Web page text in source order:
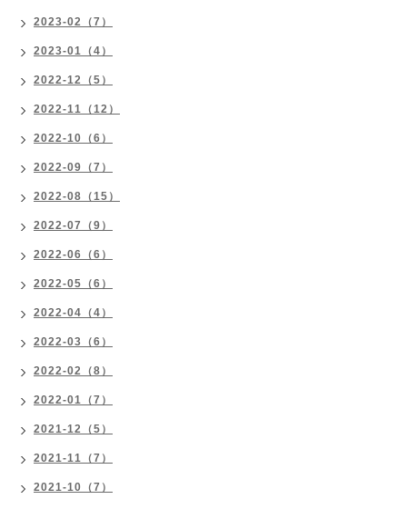
2023-02（7）
2023-01（4）
2022-12（5）
2022-11（12）
2022-10（6）
2022-09（7）
2022-08（15）
2022-07（9）
2022-06（6）
2022-05（6）
2022-04（4）
2022-03（6）
2022-02（8）
2022-01（7）
2021-12（5）
2021-11（7）
2021-10（7）